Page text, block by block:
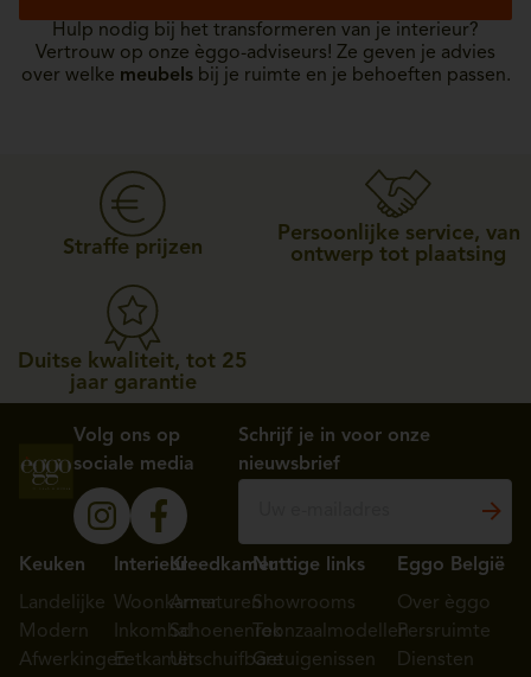
Hulp nodig bij het transformeren van je interieur?
Vertrouw op onze èggo-adviseurs! Ze geven je advies
over welke meubelsbij je ruimte en je behoeften passen.
Straffe prijzen
Persoonlijke service, van
ontwerp tot plaatsing
Duitse kwaliteit, tot 25
jaar garantie
Volg ons op
sociale media
Schrijf je in voor onze
nieuwsbrief
Keuken
Landelijke
Modern
Afwerkingen
Interieur
Woonkamer
Inkomhal
Eetkamer
Kleedkamer
Armaturen
Schoenenrek
Uitschuifbare
Nuttige links
Showrooms
Toonzaalmodellen
Getuigenissen
Eggo België
Over èggo
Persruimte
Diensten